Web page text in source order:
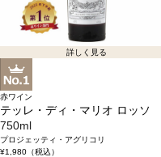
詳しく見る
赤ワイン
テッレ・ディ・マリオ ロッソ
750ml
プロジェッティ・アグリコリ
¥1,980（税込）